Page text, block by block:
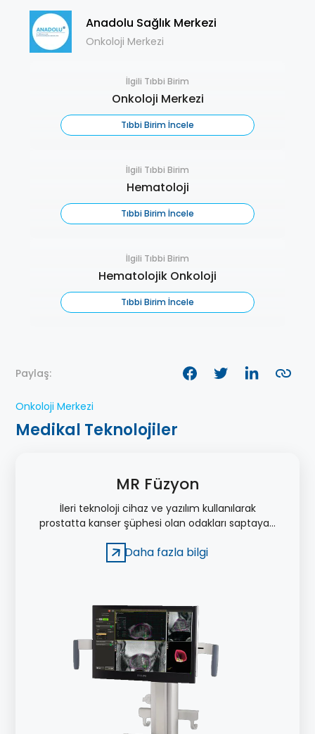
Anadolu Sağlık Merkezi
Onkoloji Merkezi
İlgili Tıbbi Birim
Onkoloji Merkezi
Tıbbi Birim İncele
İlgili Tıbbi Birim
Hematoloji
Tıbbi Birim İncele
İlgili Tıbbi Birim
Hematolojik Onkoloji
Tıbbi Birim İncele
Paylaş:
Onkoloji Merkezi
Medikal Teknolojiler
MR Füzyon
İleri teknoloji cihaz ve yazılım kullanılarak
prostatta kanser şüphesi olan odakları saptayan
yapılmasını sağlayan bir yöntemdir.
Daha fazla bilgi